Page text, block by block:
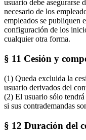
usuario debe asegurarse
necesario de los
empleados se publiquen
configuración de los
cualquier otra forma.
§ 11 Cesión y
(1) Queda excluida la
usuario derivados del
(2) El usuario sólo
si sus contrademandas
§ 12 Duración del